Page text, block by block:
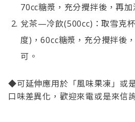
70cc糖漿，充分攪拌後，再加
兌茶—冷飲(500cc)：取雪克
度)，60cc糖漿，充分攪拌後
可。
◆可延伸應用於「風味果凍」或
口味差異化，歡迎來電或是來信